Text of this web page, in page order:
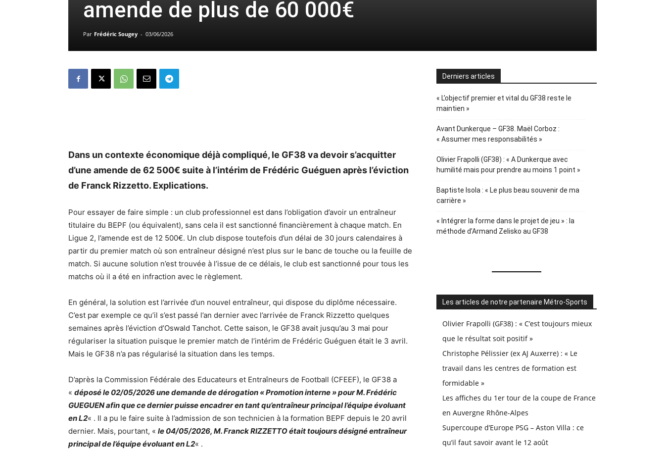
amende de plus de 60 000€
Par Frédéric Sougey - 03/06/2026
Dans un contexte économique déjà compliqué, le GF38 va devoir s’acquitter
d’une amende de 62 500€ suite à l’intérim de Frédéric Guéguen après l’éviction
de Franck Rizzetto. Explications.
Pour essayer de faire simple : un club professionnel est dans l’obligation d’avoir un entraîneur
titulaire du BEPF (ou équivalent), sans cela il est sanctionné financièrement à chaque match. En
Ligue 2, l’amende est de 12 500€. Un club dispose toutefois d’un délai de 30 jours calendaires à
partir du premier match où son entraîneur désigné n’est plus sur le banc de touche ou la feuille de
match. Si aucune solution n’est trouvée à l’issue de ce délais, le club est sanctionné pour tous les
matchs où il a été en infraction avec le règlement.
En général, la solution est l’arrivée d’un nouvel entraîneur, qui dispose du diplôme nécessaire.
C’est par exemple ce qu’il s’est passé l’an dernier avec l’arrivée de Franck Rizzetto quelques
semaines après l’éviction d’Oswald Tanchot. Cette saison, le GF38 avait jusqu’au 3 mai pour
régulariser la situation puisque le premier match de l’intérim de Frédéric Guéguen était le 3 avril.
Mais le GF38 n’a pas régularisé la situation dans les temps.
D’après la Commission Fédérale des Educateurs et Entraîneurs de Football (CFEEF), le GF38 a
« déposé le 02/05/2026 une demande de dérogation « Promotion interne » pour M. Frédéric
GUEGUEN afin que ce dernier puisse encadrer en tant qu’entraîneur principal l’équipe évoluant
en L2« . Il a pu le faire suite à l’admission de son technicien à la formation BEPF depuis le 20 avril
dernier. Mais, pourtant, « le04/05/2026, M. Franck RIZZETTO était toujours désigné entraîneur
principal de l’équipe évoluant en L2« .
Derniers articles
« L’objectif premier et vital du GF38 reste le
maintien »
Avant Dunkerque – GF38. Maël Corboz :
« Assumer mes responsabilités »
Olivier Frapolli (GF38) : « A Dunkerque avec
humilité mais pour prendre au moins 1 point »
Baptiste Isola : « Le plus beau souvenir de ma
carrière »
« Intégrer la forme dans le projet de jeu » : la
méthode d’Armand Zelisko au GF38
Les articles de notre partenaire Métro-Sports
Olivier Frapolli (GF38) : « C’est toujours mieux
que le résultat soit positif »
Christophe Pélissier (ex AJ Auxerre) : « Le
travail dans les centres de formation est
formidable »
Les affiches du 1er tour de la coupe de France
en Auvergne Rhône-Alpes
Supercoupe d’Europe PSG – Aston Villa : ce
qu’il faut savoir avant le 12 août